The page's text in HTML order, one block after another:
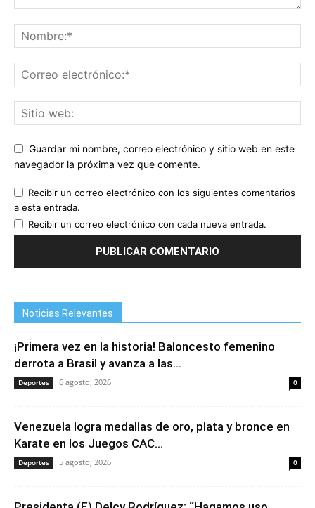
Guardar mi nombre, correo electrónico y sitio web en este
navegador la próxima vez que comente.
Recibir un correo electrónico con los siguientes comentarios
a esta entrada.
Recibir un correo electrónico con cada nueva entrada.
Noticias Relevantes
¡Primera vez en la historia! Baloncesto femenino
derrota a Brasil y avanza a las...
Deportes 6 agosto, 2026 0
Venezuela logra medallas de oro, plata y bronce en
Karate en los Juegos CAC...
Deportes 5 agosto, 2026 0